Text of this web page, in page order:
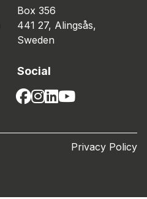
Box 356
441 27, Alingsås,
Sweden
Social
Privacy Policy